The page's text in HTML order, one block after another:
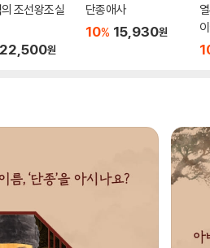
조선왕조실
22,500원
단종애사
10% 15,930원